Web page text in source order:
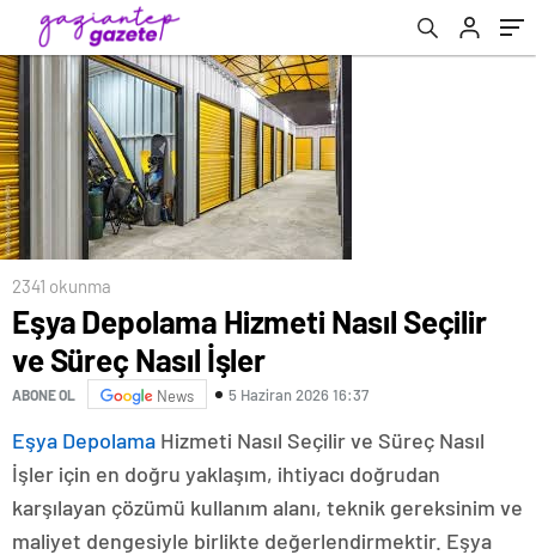
2341 okunma
Eşya Depolama Hizmeti Nasıl Seçilir
ve Süreç Nasıl İşler
ABONE OL News 5 Haziran 2026 16:37
Eşya Depolama Hizmeti Nasıl Seçilir ve Süreç Nasıl
İşler için en doğru yaklaşım, ihtiyacı doğrudan
karşılayan çözümü kullanım alanı, teknik gereksinim ve
maliyet dengesiyle birlikte değerlendirmektir. Eşya